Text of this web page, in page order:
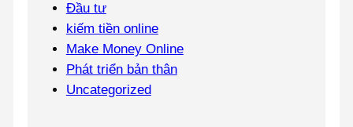
Đầu tư
kiếm tiền online
Make Money Online
Phát triển bản thân
Uncategorized